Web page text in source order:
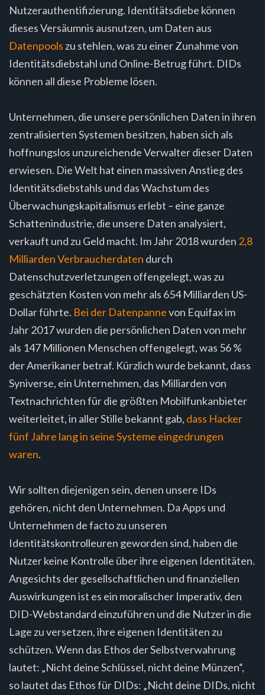
Nutzerauthentifizierung. Identitätsdiebe können
dieses Versäumnis ausnutzen, um Daten aus
Datenpools zu stehlen, was zu einer Zunahme von
Identitätsdiebstahl und Online-Betrug führt. DIDs
können all diese Probleme lösen.
Unternehmen, die unsere persönlichen Daten in ihren
zentralisierten Systemen besitzen, haben sich als
hoffnungslos unzureichende Verwalter dieser Daten
erwiesen. Die Welt hat einen massiven Anstieg des
Identitätsdiebstahls und das Wachstum des
Überwachungskapitalismus erlebt – eine ganze
Schattenindustrie, die unsere Daten analysiert,
verkauft und zu Geld macht. Im Jahr 2018 wurden 2,8
Milliarden Verbraucherdaten durch
Datenschutzverletzungen offengelegt, was zu
geschätzten Kosten von mehr als 654 Milliarden US-
Dollar führte. Bei der Datenpannevon Equifax im
Jahr 2017 wurden die persönlichen Daten von mehr
als 147 Millionen Menschen offengelegt, was 56 %
der Amerikaner betraf. Kürzlich wurde bekannt, dass
Syniverse, ein Unternehmen, das Milliarden von
Textnachrichten für die größten Mobilfunkanbieter
weiterleitet, in aller Stille bekannt gab, dass Hacker
fünf Jahre lang in seine Systeme eingedrungen
waren.
Wir sollten diejenigen sein, denen unsere IDs
gehören, nicht den Unternehmen. Da Apps und
Unternehmen de facto zu unseren
Identitätskontrolleuren geworden sind, haben die
Nutzer keine Kontrolle über ihre eigenen Identitäten.
Angesichts der gesellschaftlichen und finanziellen
Auswirkungen ist es ein moralischer Imperativ, den
DID-Webstandard einzuführen und die Nutzer in die
Lage zu versetzen, ihre eigenen Identitäten zu
schützen. Wenn das Ethos der Selbstverwahrung
lautet: „Nicht deine Schlüssel, nicht deine Münzen“,
so lautet das Ethos für DIDs: „Nicht deine DIDs, nicht